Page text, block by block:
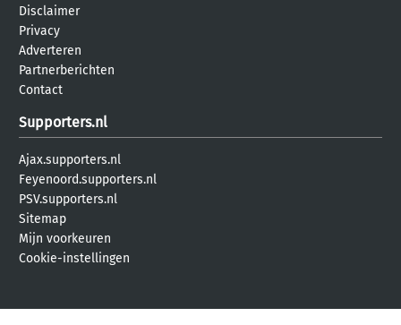
Disclaimer
Privacy
Adverteren
Partnerberichten
Contact
Supporters.nl
Ajax.supporters.nl
Feyenoord.supporters.nl
PSV.supporters.nl
Sitemap
Mijn voorkeuren
Cookie-instellingen